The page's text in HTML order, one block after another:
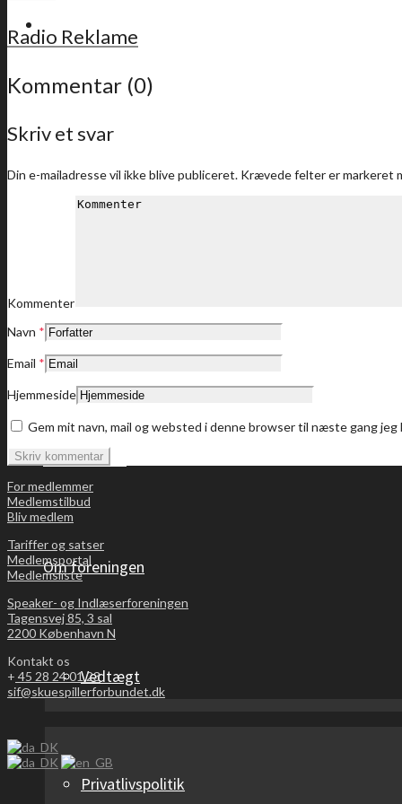
For medlemmer
Sidste nyt
Dine medlemstilbud
Bliv medlem
Om foreningen
Vedtægt
Privatlivspolitik
Radio Reklame
Kommentar (0)
Skriv et svar
Din e-mailadresse vil ikke blive publiceret. Krævede felter er markeret
Kommenter
Navn *
Email *
Hjemmeside
Gem mit navn, mail og websted i denne browser til næste gang jeg
For medlemmer
Medlemstilbud
Bliv medlem
Tariffer og satser
Medlemsportal
Medlemsliste
Speaker- og Indlæserforeningen
Tagensvej 85, 3 sal
2200 København N
Kontakt os
+ 45 28 24 01 23
sif@skuespillerforbundet.dk